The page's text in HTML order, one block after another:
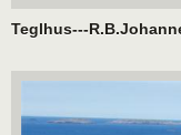
Teglhus---